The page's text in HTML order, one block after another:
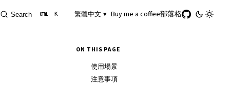
Search K 繁體中文 ▾ Buy me a coffee部落格
ON THIS PAGE
使用場景
注意事項